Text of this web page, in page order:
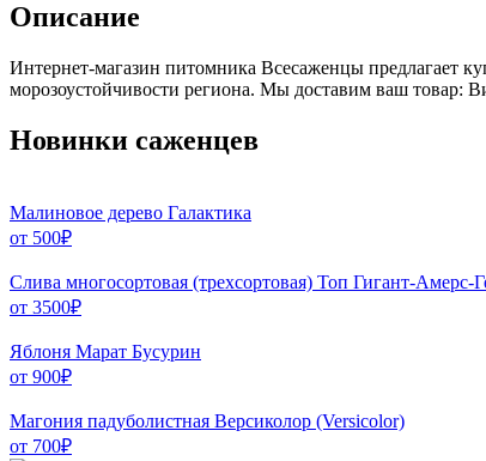
Описание
Интернет-магазин питомника Всесаженцы предлагает
морозоустойчивости региона. Мы доставим ваш товар:
Новинки саженцев
Малиновое дерево Галактика
от 500₽
Слива многосортовая (трехсортовая) Топ Гигант-Амерс-
от 3500₽
Яблоня Марат Бусурин
от 900₽
Магония падуболистная Версиколор (Versicolor)
от 700₽